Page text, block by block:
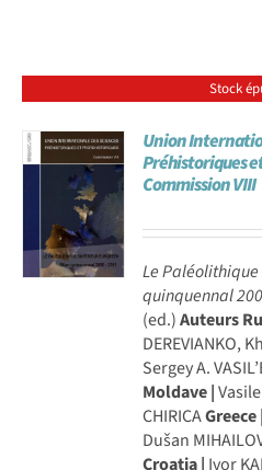
Stock
Union
Préhistoriques
Commission VIII
Le
quinquennal
(ed.)Auteurs
DEREVIANKO,
Sergey A.
Moldave |
CHIRICAGreece |
Dušan
Croatia | Ivor